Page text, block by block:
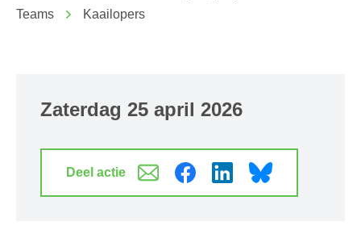
Teams
Kaailopers
zaterdag 25 april 2026
Deel actie